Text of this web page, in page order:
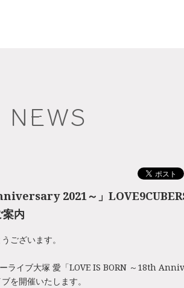
NEWS
2021～」
内
ございます。
ライブ大塚 愛「LOVE IS BORN ～18th
を開催いたします。